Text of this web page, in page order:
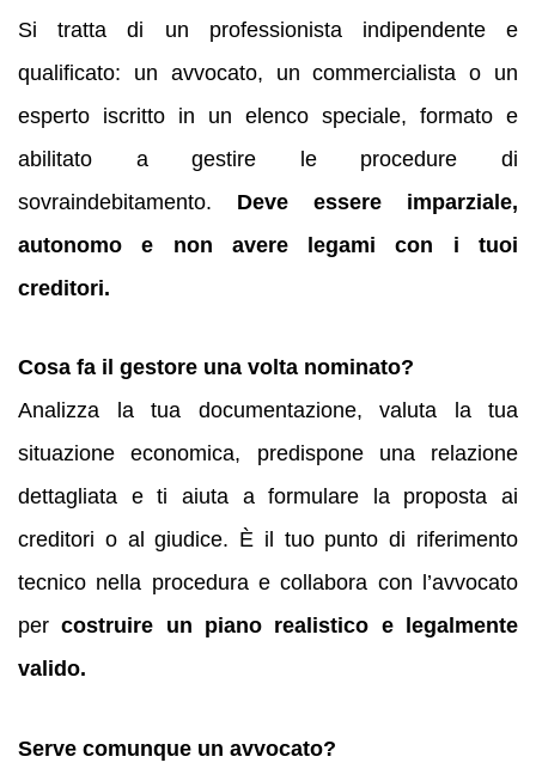
Si tratta di un professionista indipendente e
qualificato: un avvocato, un commercialista o un
esperto iscritto in un elenco speciale, formato e
abilitato a gestire le procedure di
sovraindebitamento. Deve essere imparziale,
autonomo e non avere legami con i tuoi
creditori.
Cosa fa il gestore una volta nominato?
Analizza la tua documentazione, valuta la tua
situazione economica, predispone una relazione
dettagliata e ti aiuta a formulare la proposta ai
creditori o al giudice. È il tuo punto di riferimento
tecnico nella procedura e collabora con l’avvocato
percostruire un piano realistico e legalmente
valido.
Serve comunque un avvocato?